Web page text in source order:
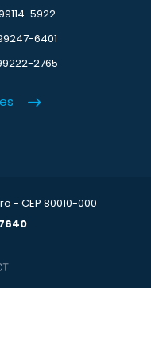
5922
6401
2765
- CEP 80010-000